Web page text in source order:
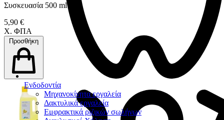
Ενδοδοντία
Μηχανοκίνητα εργαλεία
Δακτυλικά εργαλεία
Εμφρακτικά ριζικών σωλήνων
Συσκευασία 500 ml
5,90 €
Χ. ΦΠΑ
Προσθήκη